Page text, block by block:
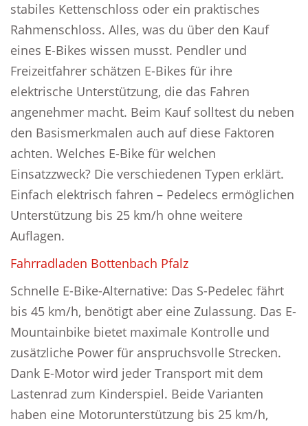
stabiles Kettenschloss oder ein praktisches
Rahmenschloss. Alles, was du über den Kauf
eines E-Bikes wissen musst. Pendler und
Freizeitfahrer schätzen E-Bikes für ihre
elektrische Unterstützung, die das Fahren
angenehmer macht. Beim Kauf solltest du neben
den Basismerkmalen auch auf diese Faktoren
achten. Welches E-Bike für welchen
Einsatzzweck? Die verschiedenen Typen erklärt.
Einfach elektrisch fahren – Pedelecs ermöglichen
Unterstützung bis 25 km/h ohne weitere
Auflagen.
Fahrradladen Bottenbach Pfalz
Schnelle E-Bike-Alternative: Das S-Pedelec fährt
bis 45 km/h, benötigt aber eine Zulassung. Das E-
Mountainbike bietet maximale Kontrolle und
zusätzliche Power für anspruchsvolle Strecken.
Dank E-Motor wird jeder Transport mit dem
Lastenrad zum Kinderspiel. Beide Varianten
haben eine Motorunterstützung bis 25 km/h,